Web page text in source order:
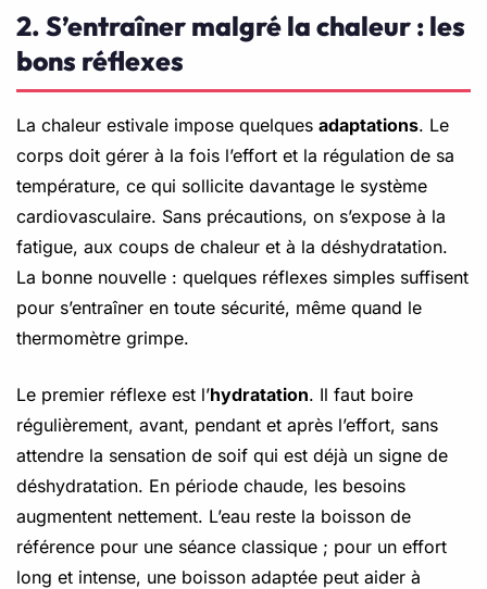
2. S’entraîner malgré la chaleur : les
bons réflexes
La chaleur estivale impose quelques adaptations. Le
corps doit gérer à la fois l’effort et la régulation de sa
température, ce qui sollicite davantage le système
cardiovasculaire. Sans précautions, on s’expose à la
fatigue, aux coups de chaleur et à la déshydratation.
La bonne nouvelle : quelques réflexes simples suffisent
pour s’entraîner en toute sécurité, même quand le
thermomètre grimpe.
Le premier réflexe est l’hydratation. Il faut boire
régulièrement, avant, pendant et après l’effort, sans
attendre la sensation de soif qui est déjà un signe de
déshydratation. En période chaude, les besoins
augmentent nettement. L’eau reste la boisson de
référence pour une séance classique ; pour un effort
long et intense, une boisson adaptée peut aider à